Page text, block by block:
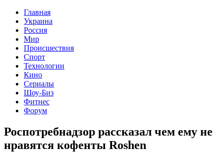
Главная
Украина
Россия
Мир
Происшествия
Спорт
Технологии
Кино
Сериалы
Шоу-Биз
Фитнес
Форум
Роспотребнадзор рассказал чем ему не
нравятся кофенты Roshen